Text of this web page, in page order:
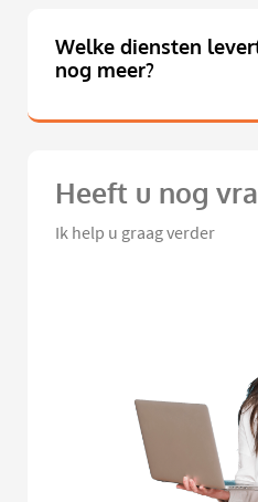
Welke diensten
nog meer?
Heeft u nog
Ik help u graag verder